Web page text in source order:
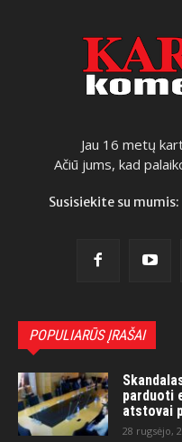
Jau 16 metų
Ačiū jums, kad
Susisiekite su mumis:
POPULIARŪS ĮRAŠAI
parduoti
atstovai
28 rugsėjo,